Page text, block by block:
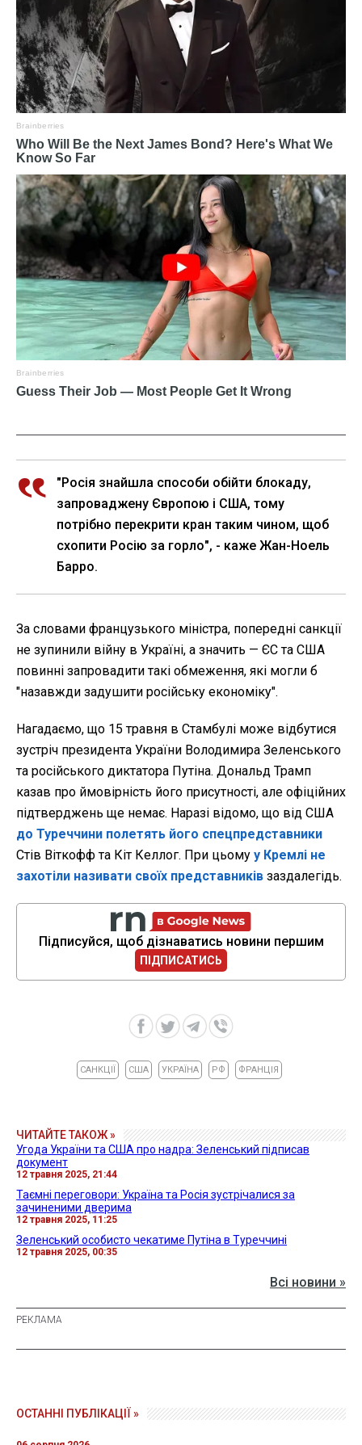
"Росія знайшла способи обійти блокаду,
запроваджену Європою і США, тому
потрібно перекрити кран таким чином, щоб
схопити Росію за горло", - каже Жан-Ноель
Барро.
За словами французького міністра, попередні санкції
не зупинили війну в Україні, а значить — ЄС та США
повинні запровадити такі обмеження, які могли б
"назавжди задушити російську економіку".
Нагадаємо, що 15 травня в Стамбулі може відбутися
зустріч президента України Володимира Зеленського
та російського диктатора Путіна. Дональд Трамп
казав про ймовірність його присутності, але офіційних
підтверджень ще немає. Наразі відомо, що від США
до Туреччини полетять його спецпредставники
Стів Віткофф та Кіт Келлог. При цьому у Кремлі не
захотіли називати своїх представників заздалегідь.
Підписуйся, щоб дізнаватись новини першим
ПІДПИСАТИСЬ
САНКЦІЇ США УКРАЇНА РФ ФРАНЦІЯ
ЧИТАЙТЕ ТАКОЖ »
Угода України та США про надра: Зеленський підписав
документ
12 травня 2025, 21:44
Таємні переговори: Україна та Росія зустрічалися за
зачиненими дверима
12 травня 2025, 11:25
Зеленський особисто чекатиме Путіна в Туреччині
12 травня 2025, 00:35
Всі новини »
ОСТАННІ ПУБЛІКАЦІЇ »